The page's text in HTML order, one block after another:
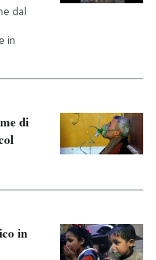
dal
in
di
in